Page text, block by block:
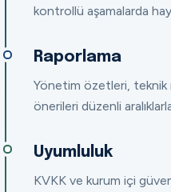
kontrollü aşamalarda
Raporlama
Yönetim özetleri, teknik
önerileri düzenli aralıklarla
Uyumluluk
KVKK ve kurum içi